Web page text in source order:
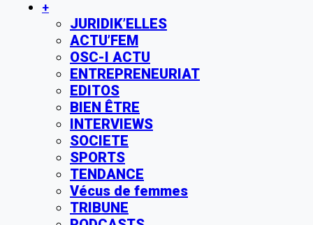
+
JURIDIK’ELLES
ACTU’FEM
OSC-I ACTU
ENTREPRENEURIAT
EDITOS
BIEN ÊTRE
INTERVIEWS
SOCIETE
SPORTS
TENDANCE
Vécus de femmes
TRIBUNE